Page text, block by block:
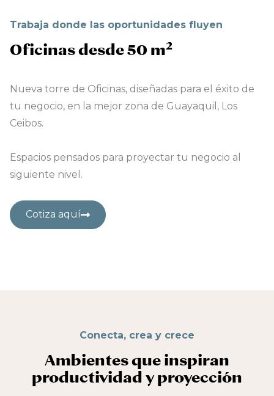
Trabaja donde las oportunidades fluyen
Oficinas desde 50 m2
Nueva torre de Oficinas, diseñadas para el éxito de
tu negocio, en la mejor zona de Guayaquil, Los
Ceibos.
Espacios pensados para proyectar tu negocio al
siguiente nivel.
Cotiza aquí
Conecta, crea y crece
Ambientes que inspiran
productividad y proyección